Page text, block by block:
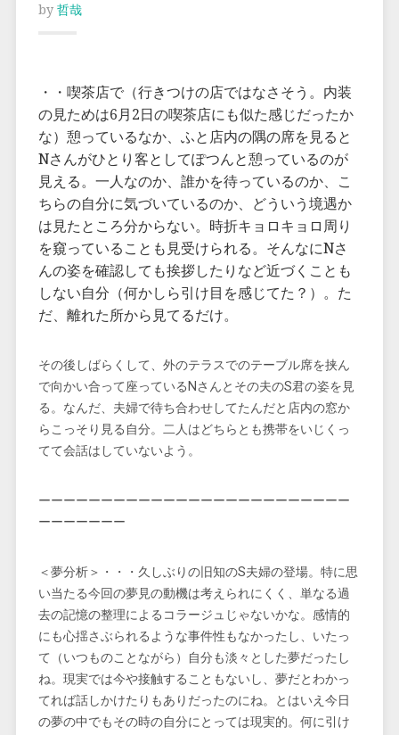
by 哲哉
・・喫茶店で（行きつけの店ではなさそう。内装
の見ためは6月2日の喫茶店にも似た感じだったか
な）憩っているなか、ふと店内の隅の席を見ると
Nさんがひとり客としてぽつんと憩っているのが
見える。一人なのか、誰かを待っているのか、こ
ちらの自分に気づいているのか、どういう境遇か
は見たところ分からない。時折キョロキョロ周り
を窺っていることも見受けられる。そんなにNさ
んの姿を確認しても挨拶したりなど近づくことも
しない自分（何かしら引け目を感じてた？）。た
だ、離れた所から見てるだけ。
その後しばらくして、外のテラスでのテーブル席を挟ん
で向かい合って座っているNさんとその夫のS君の姿を見
る。なんだ、夫婦で待ち合わせしてたんだと店内の窓か
らこっそり見る自分。二人はどちらとも携帯をいじくっ
てて会話はしていないよう。
ーーーーーーーーーーーーーーーーーーーーーーーーー
ーーーーーーー
＜夢分析＞・・・久しぶりの旧知のS夫婦の登場。特に思
い当たる今回の夢見の動機は考えられにくく、単なる過
去の記憶の整理によるコラージュじゃないかな。感情的
にも心揺さぶられるような事件性もなかったし、いたっ
て（いつものことながら）自分も淡々とした夢だったし
ね。現実では今や接触することもないし、夢だとわかっ
てれば話しかけたりもありだったのにね。とはいえ今日
の夢の中でもその時の自分にとっては現実的。何に引け